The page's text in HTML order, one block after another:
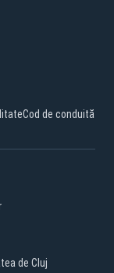
Cod de conduită
de Cluj